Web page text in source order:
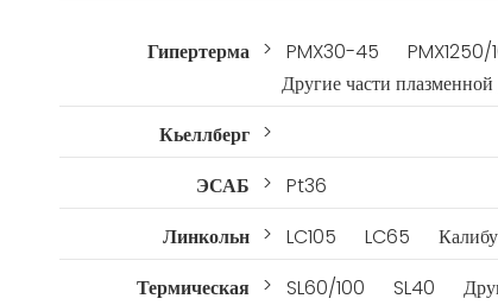
Гипертерма > PMX30-45 PMX1250/
Другие части плазменной
Кьеллберг >
ЭСАБ > Pt36
Линкольн > LC105 LC65
Термическая > SL60/100 SL40